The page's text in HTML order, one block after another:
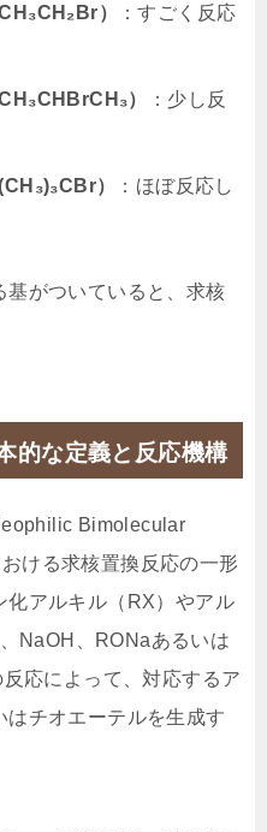
）
：すごく反応
）
：少し反
）
：ほぼ反応し
基がついていると、求核
的な定義と反応機構
Bimolecular
ける求核置換反応の一形
化アルキル（RX）やアル
NaOH、RONaあるいは
応によって、対応するア
はチオエーテルを生成す